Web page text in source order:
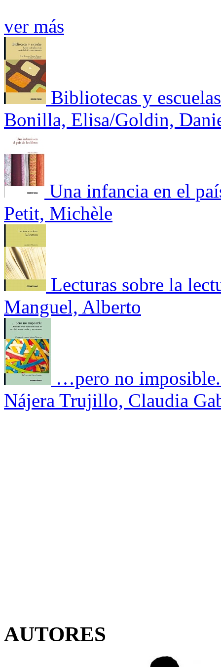
ver más
Bibliotecas y escuelas
Bonilla, Elisa/Goldin,
Una infancia en el
Petit, Michèle
Lecturas sobre la
Manguel, Alberto
…pero no
Nájera Trujillo, Claudia
AUTORES